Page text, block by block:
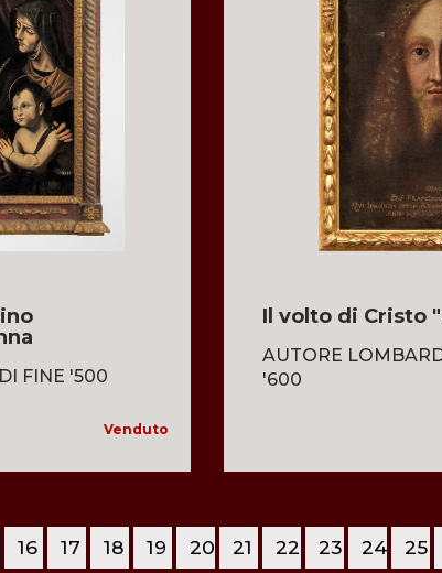
FINE '500
Venduto
Il volto di Cristo
AUTORE
'600
16 17 18 19 20 21 22 23 24 25